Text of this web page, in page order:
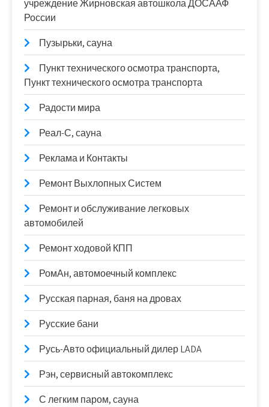
учреждение Жирновская автошкола ДОСААФ
России
Пузырьки, сауна
Пункт технического осмотра транспорта,
Пункт технического осмотра транспорта
Радости мира
Реал-С, сауна
Реклама и Контакты
Ремонт Выхлопных Систем
Ремонт и обслуживание легковых
автомобилей
Ремонт ходовой КПП
РомАн, автомоечный комплекс
Русская парная, баня на дровах
Русские бани
Русь-Авто официальный дилер LADA
Рэн, сервисный автокомплекс
С легким паром, сауна